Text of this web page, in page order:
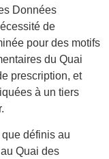
Données
de
pour des motifs
du Quai
prescription, et
à un tiers
que définis au
Quai des